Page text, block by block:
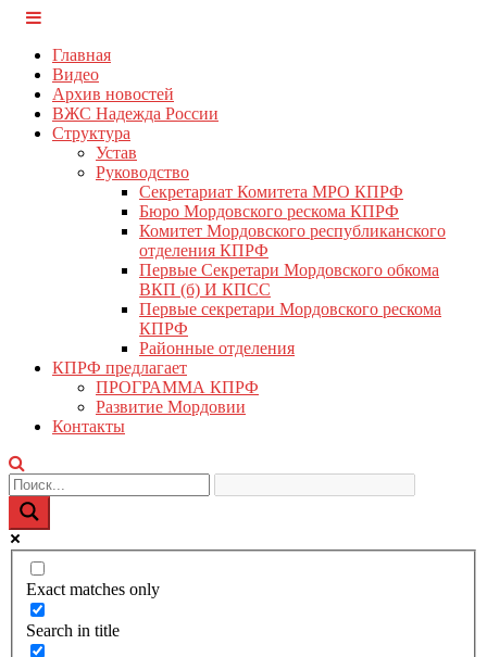
Перейти
содержимому
Главная
Видео
Архив новостей
ВЖС Надежда России
Структура
Устав
Руководство
Секретариат Комитета МРО КПРФ
Бюро Мордовского рескома КПРФ
Комитет Мордовского республиканского
отделения КПРФ
Первые Секретари Мордовского обкома
ВКП (б) И КПСС
Первые секретари Мордовского рескома
КПРФ
Районные отделения
КПРФ предлагает
ПРОГРАММА КПРФ
Развитие Мордовии
Контакты
Exact matches only
Search in title